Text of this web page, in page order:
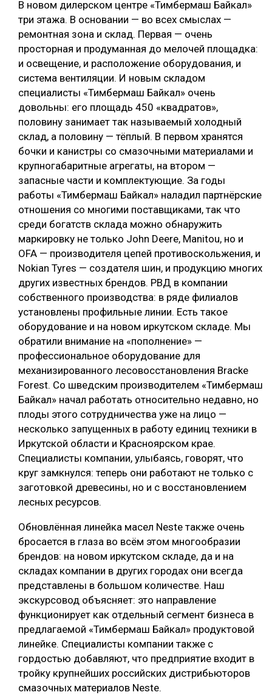
В новом дилерском центре «Тимбермаш Байкал»
три этажа. В основании — во всех смыслах —
ремонтная зона и склад. Первая — очень
просторная и продуманная до мелочей площадка:
и освещение, и расположение оборудования, и
система вентиляции. И новым складом
специалисты «Тимбермаш Байкал» очень
довольны: его площадь 450 «квадратов»,
половину занимает так называемый холодный
склад, а половину — тёплый. В первом хранятся
бочки и канистры со смазочными материалами и
крупногабаритные агрегаты, на втором —
запасные части и комплектующие. За годы
работы «Тимбермаш Байкал» наладил партнёрские
отношения со многими поставщиками, так что
среди богатств склада можно обнаружить
маркировку не только John Deere, Manitou, но и
OFA — производителя цепей противоскольжения, и
Nokian Tyres — создателя шин, и продукцию многих
других известных брендов. РВД в компании
собственного производства: в ряде филиалов
установлены профильные линии. Есть такое
оборудование и на новом иркутском складе. Мы
обратили внимание на «пополнение» —
профессиональное оборудование для
механизированного лесовосстановления Bracke
Forest. Со шведским производителем «Тимбермаш
Байкал» начал работать относительно недавно, но
плоды этого сотрудничества уже на лицо —
несколько запущенных в работу единиц техники в
Иркутской области и Красноярском крае.
Специалисты компании, улыбаясь, говорят, что
круг замкнулся: теперь они работают не только с
заготовкой древесины, но и с восстановлением
лесных ресурсов.
Обновлённая линейка масел Neste также очень
бросается в глаза во всём этом многообразии
брендов: на новом иркутском складе, да и на
складах компании в других городах они всегда
представлены в большом количестве. Наш
экскурсовод объясняет: это направление
функционирует как отдельный сегмент бизнеса в
предлагаемой «Тимбермаш Байкал» продуктовой
линейке. Специалисты компании также с
гордостью добавляют, что предприятие входит в
тройку крупнейших российских дистрибьюторов
смазочных материалов Neste.